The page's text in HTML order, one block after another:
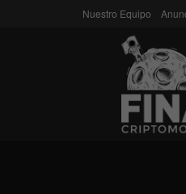
Nuestro Equipo